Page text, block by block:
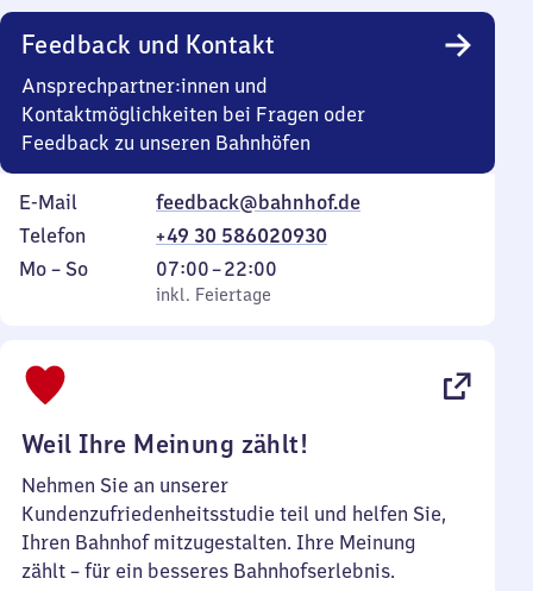
Uhr
Feedback und Kontakt
Ansprechpartner:innen und
Kontaktmöglichkeiten bei Fragen oder
Feedback zu unseren Bahnhöfen
E-Mail
feedback@bahnhof.de
Telefon
+49 30 586020930
Montag
Mo – So,
inkl. Feiertage
07:00–22:00
Von
7
inkl. Feiertage
Weil Ihre Meinung zählt!
Nehmen Sie an unserer
Kundenzufriedenheitsstudie teil und helfen Sie,
Ihren Bahnhof mitzugestalten. Ihre Meinung
zählt – für ein besseres Bahnhofserlebnis.